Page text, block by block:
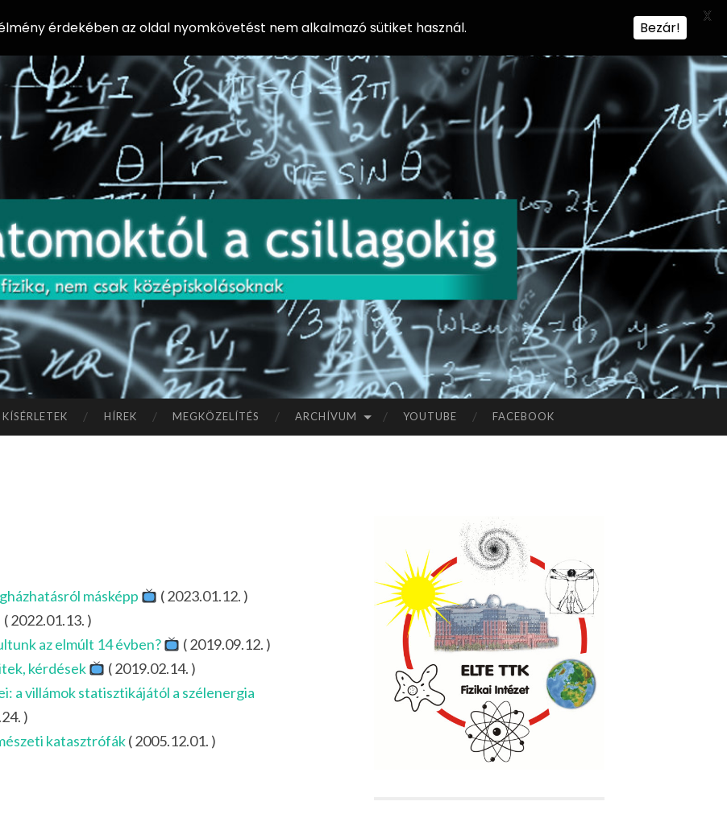
AZ
AT
OM
OK
TÓ
L A
Előadássorozat
középiskolásoknak
az ELTE
Természettudományi
Kar Fizikai
Intézetében
KÍSÉRLETEK HÍREK MEGKÖZELÍTÉS ARCHÍVUM YOUTUBE FACEBOOK
másképp
( 2023.01.12. )
( 2022.01.13. )
az elmúlt 14 évben?
( 2019.09.12. )
kérdések
( 2019.02.14. )
a villámok statisztikájától a szélenergia
)
katasztrófák( 2005.12.01. )
érdekében az oldal nyomkövetést nem alkalmazó sütiket használ. Bezár!
X